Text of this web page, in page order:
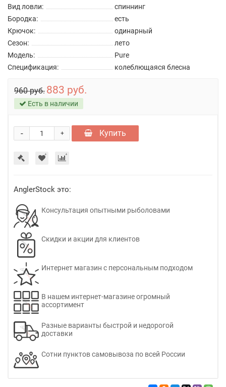
Вид ловли:
спиннинг
Бородка:
есть
Крючок:
одинарный
Сезон:
лето
Модель:
Pure
Спецификация:
колеблющаяся блесна
960 руб. 883 руб.
Есть в наличии
+
- Купить
AnglerStock это:
Консультация опытными рыболовами
Скидки и акции для клиентов
Интернет магазин с персональным подходом
В нашем интернет-магазине огромный
ассортимент
Разные варианты быстрой и недорогой
доставки
Сотни пунктов самовывоза по всей России